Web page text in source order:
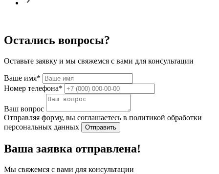
Остались вопросы?
Оставьте заявку и мы свяжемся с вами для консультации
Ваше имя*
Номер телефона*
Ваш вопрос
Отправляя форму, вы соглашаетесь в политикой обработки
персональных данных
Отправить
Ваша заявка отправлена!
Мы свяжемся с вами для консультации